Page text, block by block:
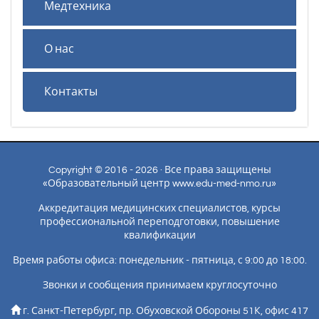
Медтехника
О нас
Контакты
Copyright © 2016 - 2026 · Все права защищены
«Образовательный центр www.edu-med-nmo.ru»
Аккредитация медицинских специалистов, курсы
профессиональной переподготовки, повышение
квалификации
Время работы офиса: понедельник - пятница, с 9:00 до 18:00.
Звонки и сообщения принимаем круглосуточно
г. Санкт-Петербург, пр. Обуховской Обороны 51К, офис 417